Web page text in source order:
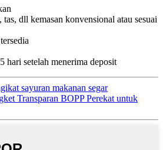
dll kemasan konvensional atau sesuai
hari setelah menerima deposit
sayuran makanan segar
Transparan BOPP Perekat untuk